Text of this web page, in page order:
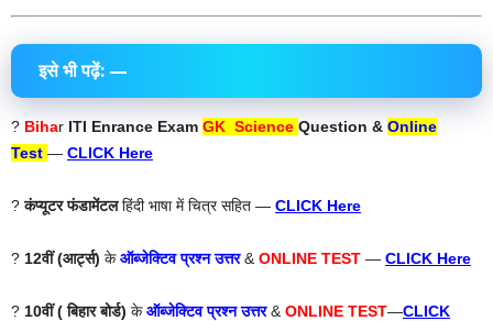
इसे भी पढ़ें: —
? Bihar ITI Enrance Exam GK Science Question & Online
Test — CLICK Here
?कंप्यूटर फंडामेंटलहिंदी भाषा में चित्र सहित — CLICK Here
? 12वीं (आर्ट्स) केऑब्जेक्टिव प्रश्न उत्तर & ONLINE TEST — CLICK Here
? 10वीं ( बिहार बोर्ड) केऑब्जेक्टिव प्रश्न उत्तर& ONLINE TEST—CLICK